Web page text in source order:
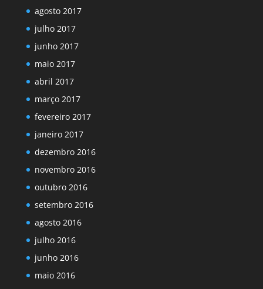
agosto 2017
julho 2017
junho 2017
maio 2017
abril 2017
março 2017
fevereiro 2017
janeiro 2017
dezembro 2016
novembro 2016
outubro 2016
setembro 2016
agosto 2016
julho 2016
junho 2016
maio 2016